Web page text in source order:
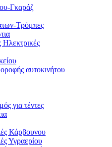
Γκαράζ
Τρόμπες
Ηλεκτρικές
αυτοκινήτου
για τέντες
Κάρβουνου
Υγραερίου